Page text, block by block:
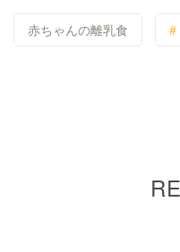
赤ちゃんの離乳食